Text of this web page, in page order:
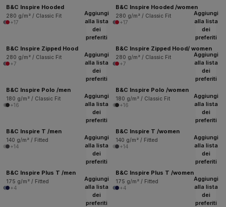
B&C Inspire Hooded
280 g/m² / Classic Fit
+17
B&C Inspire Hooded /women
280 g/m² / Classic Fit
+17
Aggiungi
alla lista
dei
preferiti
B&C Inspire Zipped Hood
280 g/m² / Classic Fit
+7
Aggiungi
alla lista
dei
preferiti
B&C Inspire Zipped Hood/ women
280 g/m² / Classic Fit
+7
Aggiungi
alla lista
dei
preferiti
B&C Inspire Polo /men
180 g/m² / Classic Fit
+16
Aggiungi
alla lista
dei
preferiti
B&C Inspire Polo /women
180 g/m² / Classic Fit
+16
Aggiungi
alla lista
dei
preferiti
B&C Inspire T /men
140 g/m² / Fitted
+14
Aggiungi
alla lista
dei
preferiti
B&C Inspire T /women
140 g/m² / Fitted
+14
Aggiungi
alla lista
dei
preferiti
B&C Inspire Plus T /men
175 g/m² / Fitted
+4
Aggiungi
alla lista
dei
preferiti
B&C Inspire Plus T /women
175 g/m² / Fitted
+4
Aggiungi
alla lista
dei
preferiti
Aggiungi
alla lista
dei
preferiti